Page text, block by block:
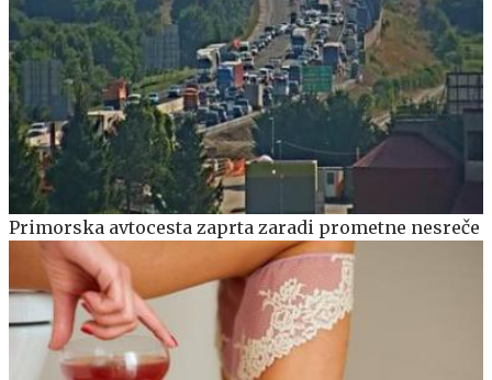
Primorska avtocesta zaprta zaradi prometne nesreče